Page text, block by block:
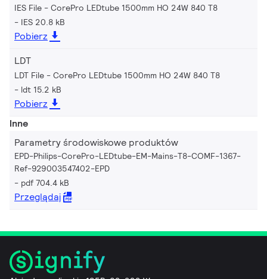
IES File - CorePro LEDtube 1500mm HO 24W 840 T8
IES 20.8 kB
Pobierz
LDT
LDT File - CorePro LEDtube 1500mm HO 24W 840 T8
ldt 15.2 kB
Pobierz
Inne
Parametry środowiskowe produktów
EPD-Philips-CorePro-LEDtube-EM-Mains-T8-COMF-1367-
Ref-929003547402-EPD
pdf 704.4 kB
Przeglądaj